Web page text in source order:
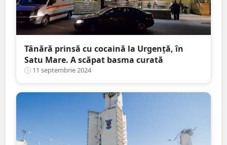
Tânără prinsă cu cocaină la Urgență, în
Satu Mare. A scăpat basma curată
11 septembrie 2024